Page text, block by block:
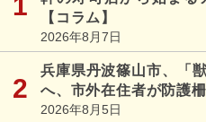
【コラム】
2026年8月7日
兵庫県丹波篠山市、「
へ、市外在住者が防護
2026年8月5日